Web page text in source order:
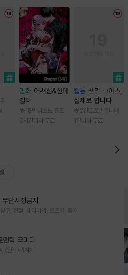
만화 어쌔신&신데
렐라
18만 나츠노 유조
6시간마다 무료
웹툰 쓰리 나이츠,
실제로 합니다
2만 고토 / 두나래
1일마다 무료
단사정금지
구, 진월, 테리야끼, 오프카, 뚱개
맨틱 코미디
(원작)곽겨자